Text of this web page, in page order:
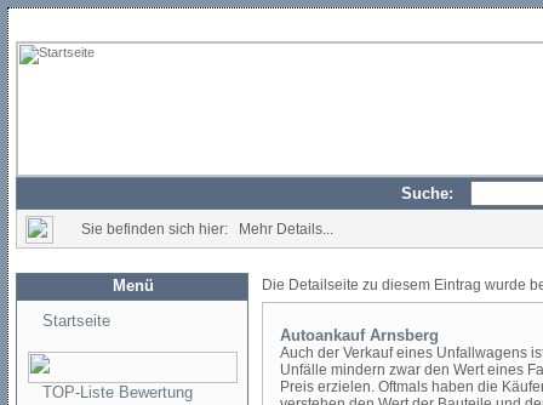
Suche:
Sie befinden sich hier: Mehr Details...
Menü
Startseite
TOP-Liste Bewertung
Die Detailseite zu diesem Eintrag wurde
Autoankauf Arnsberg
Auch der Verkauf eines Unfallwagens
Unfälle mindern zwar den Wert eines
Preis erzielen. Oftmals haben die